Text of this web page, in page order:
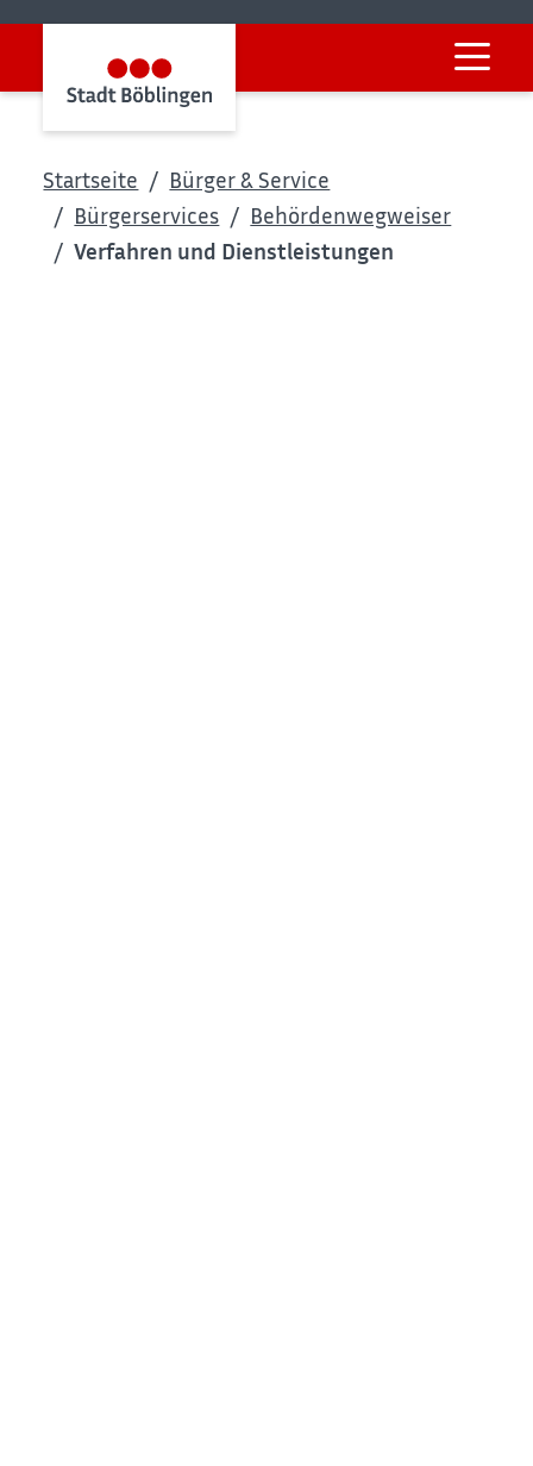
Startseite
Bürger & Service
Bürgerservices
Behördenwegweiser
Verfahren und Dienstleistungen